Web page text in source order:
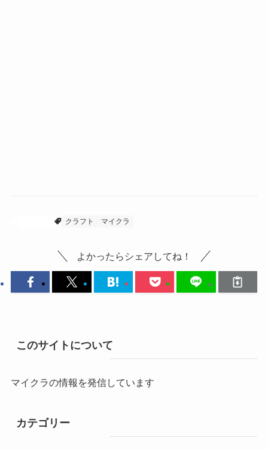
クラフト マイクラ
よかったらシェアしてね！
このサイトについて
マイクラの情報を発信しています
カテゴリー